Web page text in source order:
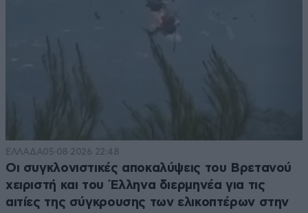
ΕΛΛΑΔΑ05·08·2026 22:48
Οι συγκλονιστικές αποκαλύψεις του Βρετανού
χειριστή και του Έλληνα διερμηνέα για τις
αιτίες της σύγκρουσης των ελικοπτέρων στην